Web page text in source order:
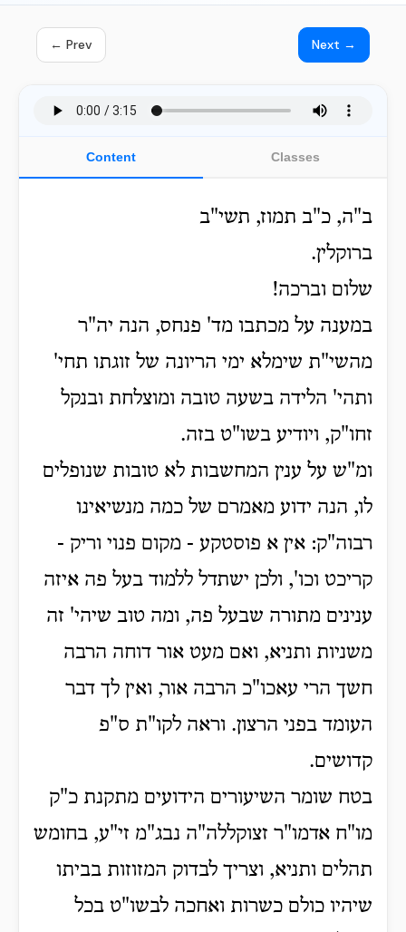
← Prev Next →
Content Classes
ב"ה, כ"ב תמוז, תשי"ב
ברוקלין.
שלום וברכה!
במענה על מכתבו מד' פנחס, הנה יה"ר
מהשי"ת שימלא ימי הריונה של זוגתו תחי'
ותהי' הלידה בשעה טובה ומוצלחת ובנקל
זחו"ק, ויודיע בשו"ט בזה.
ומ"ש על ענין המחשבות לא טובות שנופלים
לו, הנה ידוע מאמרם של כמה מנשיאינו
רבוה"ק: אין א פוסטקע - מקום פנוי וריק -
קריכט וכו', ולכן ישתדל ללמוד בעל פה איזה
ענינים מתורה שבעל פה, ומה טוב שיהי' זה
משניות ותניא, ואם מעט אור דוחה הרבה
חשך הרי עאכו"כ הרבה אור, ואין לך דבר
העומד בפני הרצון. וראה לקו"ת ס"פ
קדושים.
בטח שומר השיעורים הידועים מתקנת כ"ק
מו"ח אדמו"ר זצוקללה"ה נבג"מ זי"ע, בחומש
תהלים ותניא, וצריך לבדוק המזוזות בביתו
שיהיו כולם כשרות ואחכה לבשו"ט בכל